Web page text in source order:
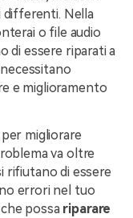
Nella
o file audio
di essere riparati a
e miglioramento
migliorare
va oltre
rifiutano di essere
errori nel tuo
possa riparare